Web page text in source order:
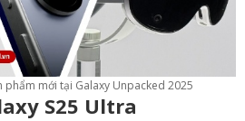
mới tại Galaxy Unpacked 2025
S25 Ultra